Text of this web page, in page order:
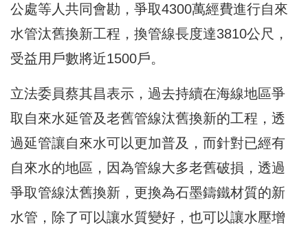
公處等人共同會勘，爭取4300萬經費進行自來
水管汰舊換新工程，換管線長度達3810公尺，
受益用戶數將近1500戶。
立法委員蔡其昌表示，過去持續在海線地區爭
取自來水延管及老舊管線汰舊換新的工程，透
過延管讓自來水可以更加普及，而針對已經有
自來水的地區，因為管線大多老舊破損，透過
爭取管線汰舊換新，更換為石墨鑄鐵材質的新
水管，除了可以讓水質變好，也可以讓水壓增